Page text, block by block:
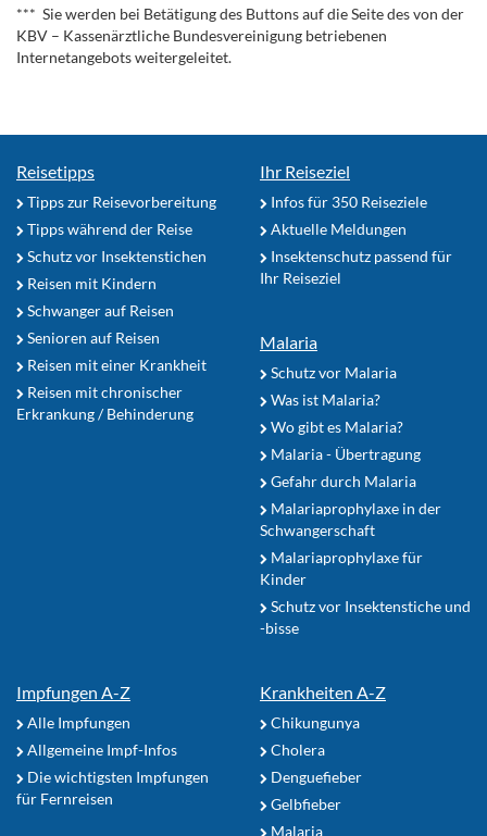
*** Sie werden bei Betätigung des Buttons auf die Seite des von der
KBV – Kassenärztliche Bundesvereinigung betriebenen
Internetangebots weitergeleitet.
Reisetipps
Tipps zur Reisevorbereitung
Tipps während der Reise
Schutz vor Insektenstichen
Reisen mit Kindern
Schwanger auf Reisen
Senioren auf Reisen
Reisen mit einer Krankheit
Reisen mit chronischer
Erkrankung / Behinderung
Ihr Reiseziel
Infos für 350 Reiseziele
Aktuelle Meldungen
Insektenschutz passend für
Ihr Reiseziel
Malaria
Schutz vor Malaria
Was ist Malaria?
Wo gibt es Malaria?
Malaria - Übertragung
Gefahr durch Malaria
Malariaprophylaxe in der
Schwangerschaft
Malariaprophylaxe für
Kinder
Schutz vor Insektenstiche und
-bisse
Impfungen A-Z
Alle Impfungen
Allgemeine Impf-Infos
Die wichtigsten Impfungen
für Fernreisen
Krankheiten A-Z
Chikungunya
Cholera
Denguefieber
Gelbfieber
Malaria